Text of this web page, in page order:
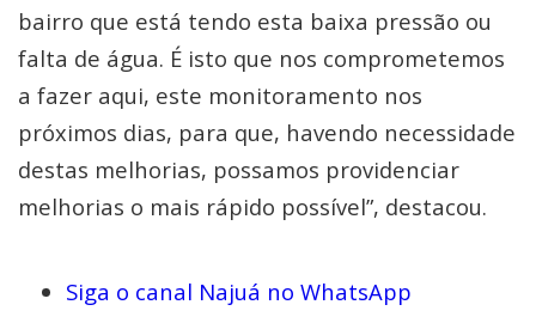
bairro que está tendo esta baixa pressão ou
falta de água. É isto que nos comprometemos
a fazer aqui, este monitoramento nos
próximos dias, para que, havendo necessidade
destas melhorias, possamos providenciar
melhorias o mais rápido possível”, destacou.
Siga o canal Najuá no WhatsApp